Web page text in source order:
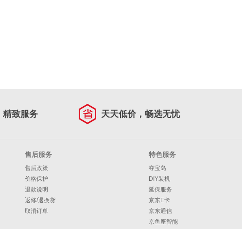
精致服务 天天低价，畅选无忧
售后服务
售后政策
价格保护
退款说明
返修/退换货
取消订单
特色服务
夺宝岛
DIY装机
延保服务
京东E卡
京东通信
京鱼座智能